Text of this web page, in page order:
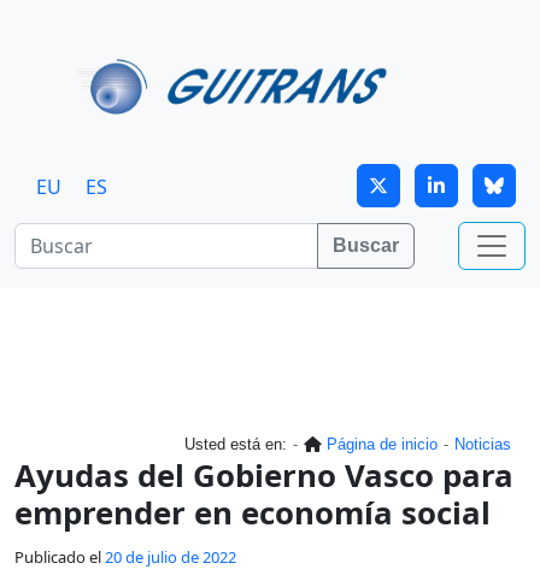
EU ES
Buscar
Usted está en: Página de inicio Noticias
Ayudas del Gobierno Vasco para
emprender en economía social
Publicado el20 de julio de 2022